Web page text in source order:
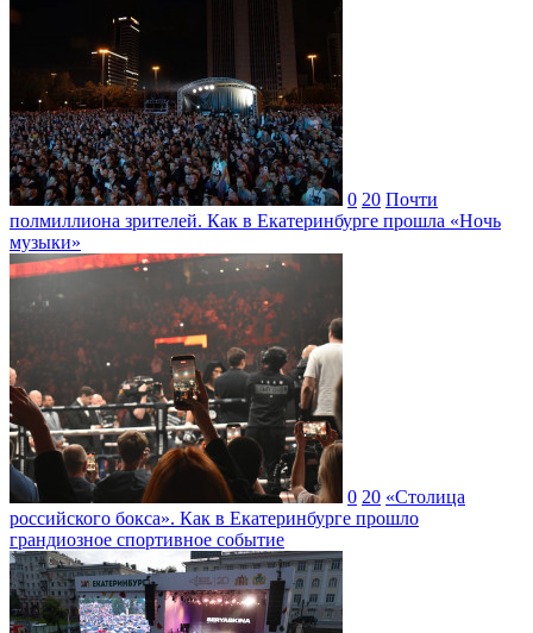
0 20 Почти
полмиллиона зрителей. Как в Екатеринбурге прошла «Ночь
музыки»
0 20 «Столица
российского бокса». Как в Екатеринбурге прошло
грандиозное спортивное событие